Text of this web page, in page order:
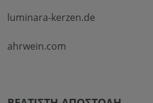
luminara-kerzen.de
ahrwein.com